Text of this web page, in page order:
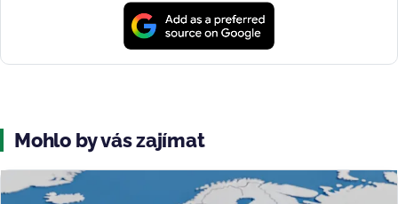
Mohlo by vás zajímat